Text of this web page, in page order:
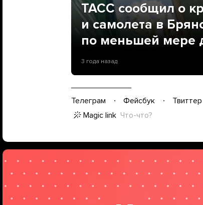
ТАСС сообщил о
и самолета в
по меньшей мере
3 года назад
Телеграм Фейсбук Твиттер
Magic link Что-что?